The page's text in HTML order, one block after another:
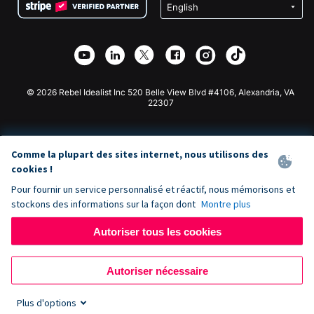
Confidentialité
Partenariat d'affiliation
Bibliothèque
Collecte de fonds caritative
Plugin de don Wix
Application de don Webflow
Don Joomla
© 2026 Rebel Idealist Inc 520 Belle View Blvd #4106, Alexandria, VA
22307
Comme la plupart des sites internet, nous utilisons des
cookies !
Pour fournir un service personnalisé et réactif, nous mémorisons et
stockons des informations sur la façon dont Montre plus
Autoriser tous les cookies
Autoriser nécessaire
Plus d'options